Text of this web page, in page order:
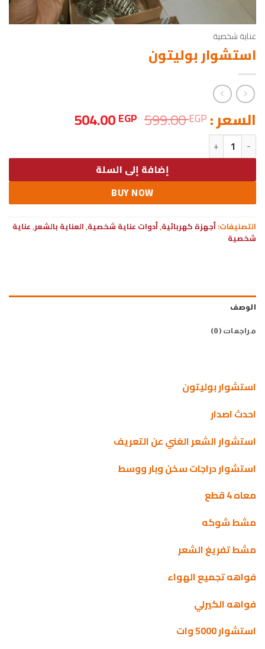
عناية شخصية
استشوار بوليتون
السعر : 599.00EGP السعر
الأصلي
599.00 EGP.
504.00EGP
504.00 EGP.
كمية استشوار بوليتون
إضافة إلى السلة
BUY NOW
التصنيفات:أجهزة كهربائية,أدوات عناية شخصية,العناية بالشعر,عناية
شخصية
الوصف
مراجعات (0)
استشوار بوليتون
احدث اصدار
استشوار الشعر الغني عن التعريف
استشوار دراجات سخن وبار ووسط
معاه 4 قطع
مشط شوكه
مشط تفريغ الشعر
فواهه تجميع الهواء
فواهه الكيرلي
استشوار 5000 وات